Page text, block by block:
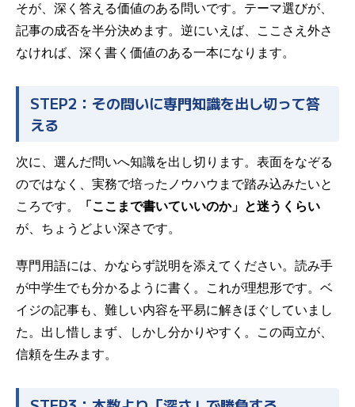
そが、深く答える価値のある問いです。テーマ選びが、
記事の成否を半分決めます。逆にいえば、ここさえ外さ
なければ、深く書く価値のある一本になります。
STEP2：その問いに専門知識を出し切って答
える
次に、選んだ問いへ知識を出し切ります。表面をなぞる
のではなく、実務で培ったノウハウまで踏み込みたいと
ころです。
「ここまで書いていいのか」と迷うくらい
が、ちょうどよい深さです。
専門用語には、かならず説明を添えてください。読み手
が中学生でも分かるように書く。これが理想形です。ベ
イジの記事も、難しい内容を平易に解きほぐしていまし
た。出し惜しまず、しかし分かりやすく。この両立が、
信頼を生みます。